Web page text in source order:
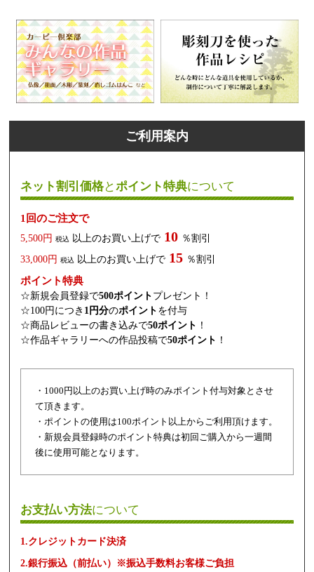
ご利用案内
ネット割引価格とポイント特典について
1回のご注文で
5,500円 税込 以上のお買い上げで 10 ％割引
33,000円 税込 以上のお買い上げで 15 ％割引
ポイント特典
☆新規会員登録で500ポイント プレゼント！
☆100円につき 1円分のポイント を付与
☆商品レビューの書き込みで50ポイント ！
☆作品ギャラリーへの作品投稿で50ポイント ！
・1000円以上のお買い上げ時のみポイント付与対象とさせ
て頂きます。
・ポイントの使用は100ポイント以上からご利用頂けます。
・新規会員登録時のポイント特典は初回ご購入から一週間
後に使用可能となります。
お支払い方法について
1.クレジットカード決済
2.銀行振込（前払い）※振込手数料お客様ご負担